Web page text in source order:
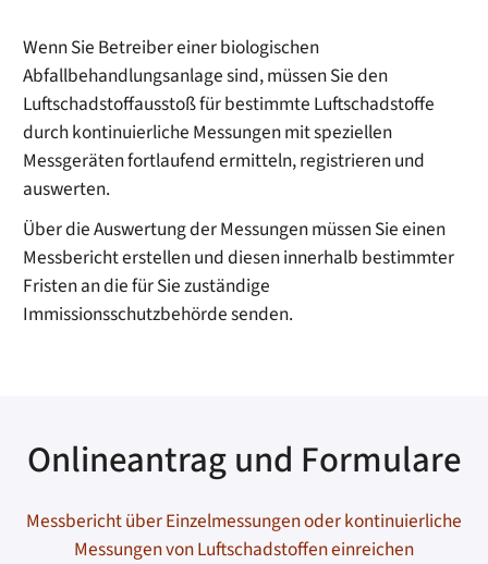
Wenn Sie Betreiber einer biologischen
Abfallbehandlungsanlage sind, müssen Sie den
Luftschadstoffausstoß für bestimmte Luftschadstoffe
durch kontinuierliche Messungen mit speziellen
Messgeräten fortlaufend ermitteln, registrieren und
auswerten.
Über die Auswertung der Messungen müssen Sie einen
Messbericht erstellen und diesen innerhalb bestimmter
Fristen an die für Sie zuständige
Immissionsschutzbehörde senden.
Onlineantrag und Formulare
Messbericht über Einzelmessungen oder kontinuierliche
Messungen von Luftschadstoffen einreichen